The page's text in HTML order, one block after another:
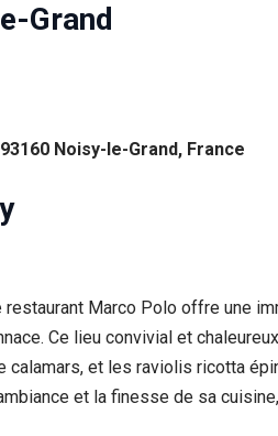
Grand
Noisy-le-Grand, France
Marco Polo offre une
Ce lieu convivial et
calamars, et les raviolis ricotta
et la finesse de sa